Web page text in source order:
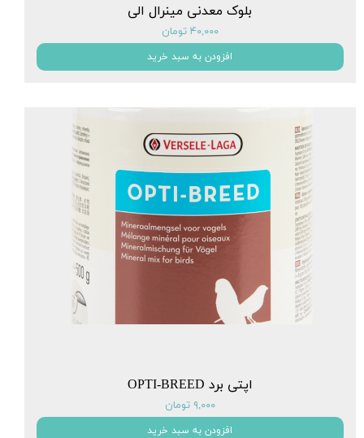
بلوک معدنی مینرال الی
۴۰,۰۰۰ تومان
افزودن به سبد خرید
اپتی برد OPTI-BREED
۹,۰۰۰ تومان
افزودن به سبد خرید